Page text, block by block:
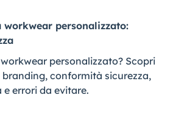
workwear personalizzato:
personalizzato? Scopri
conformità sicurezza,
errori da evitare.